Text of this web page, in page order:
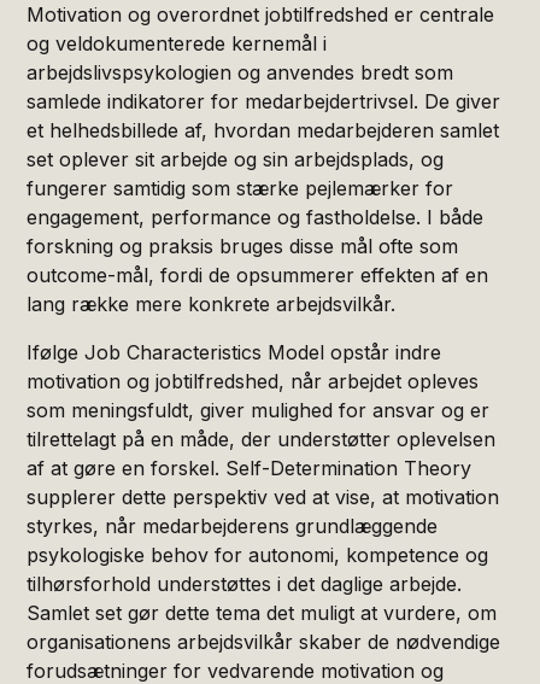
Motivation og overordnet jobtilfredshed er centrale
og veldokumenterede kernemål i
arbejdslivspsykologien og anvendes bredt som
samlede indikatorer for medarbejdertrivsel. De giver
et helhedsbillede af, hvordan medarbejderen samlet
set oplever sit arbejde og sin arbejdsplads, og
fungerer samtidig som stærke pejlemærker for
engagement, performance og fastholdelse. I både
forskning og praksis bruges disse mål ofte som
outcome-mål, fordi de opsummerer effekten af en
lang række mere konkrete arbejdsvilkår.
Ifølge Job Characteristics Model opstår indre
motivation og jobtilfredshed, når arbejdet opleves
som meningsfuldt, giver mulighed for ansvar og er
tilrettelagt på en måde, der understøtter oplevelsen
af at gøre en forskel. Self-Determination Theory
supplerer dette perspektiv ved at vise, at motivation
styrkes, når medarbejderens grundlæggende
psykologiske behov for autonomi, kompetence og
tilhørsforhold understøttes i det daglige arbejde.
Samlet set gør dette tema det muligt at vurdere, om
organisationens arbejdsvilkår skaber de nødvendige
forudsætninger for vedvarende motivation og